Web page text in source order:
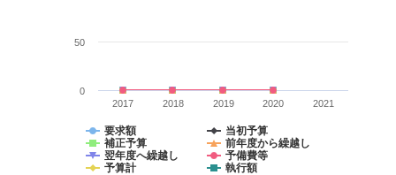
要求額
当初予算
補正予算
前年度から繰越し
翌年度へ繰越し
予備費等
予算計
執行額
2017 2018 2019 2020 2021
0
50